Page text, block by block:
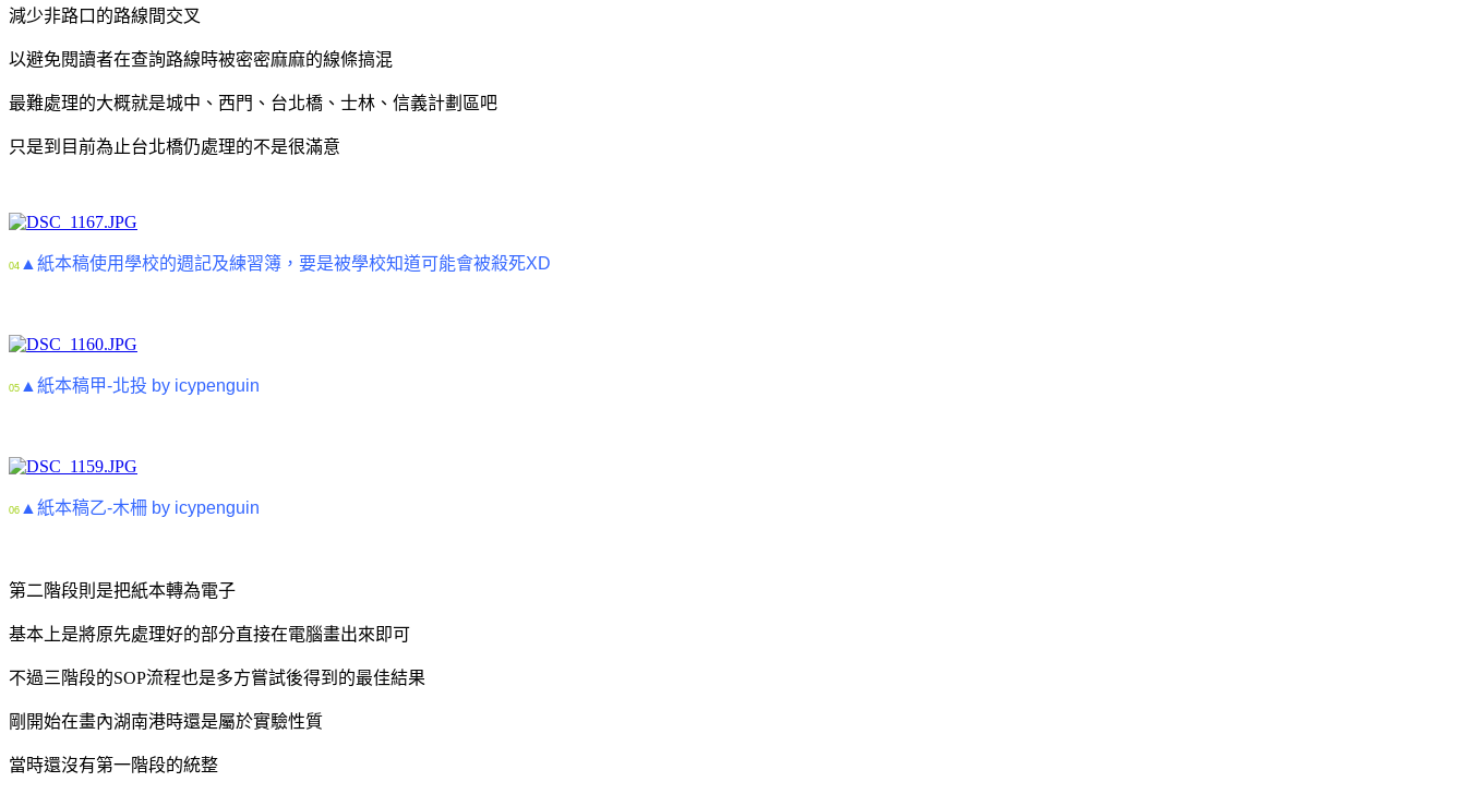
減少非路口的路線間交叉
以避免閱讀者在查詢路線時被密密麻麻的線條搞混
最難處理的大概就是城中、西門、台北橋、士林、信義計劃區吧
只是到目前為止台北橋仍處理的不是很滿意
04 ▲紙本稿使用學校的週記及練習簿，要是被學校知道可能會被殺死XD
05 ▲紙本稿甲-北投 by icypenguin
06 ▲紙本稿乙-木柵 by icypenguin
第二階段則是把紙本轉為電子
基本上是將原先處理好的部分直接在電腦畫出來即可
不過三階段的SOP流程也是多方嘗試後得到的最佳結果
剛開始在畫內湖南港時還是屬於實驗性質
當時還沒有第一階段的統整